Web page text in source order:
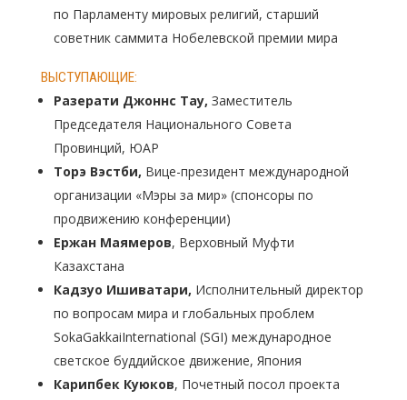
по Парламенту мировых религий, старший
советник саммита Нобелевской премии мира
ВЫСТУПАЮЩИЕ:
Разерати Джоннс Тау, Заместитель
Председателя Национального Совета
Провинций, ЮАР
Торэ Вэстби, Вице-президент международной
организации «Мэры за мир» (спонсоры по
продвижению конференции)
Ержан Маямеров, Верховный Муфти
Казахстана
Кадзуо Ишиватари, Исполнительный директор
по вопросам мира и глобальных проблем
SokaGakkaiInternational (SGI) международное
светское буддийское движение, Япония
Карипбек Куюков, Почетный посол проекта